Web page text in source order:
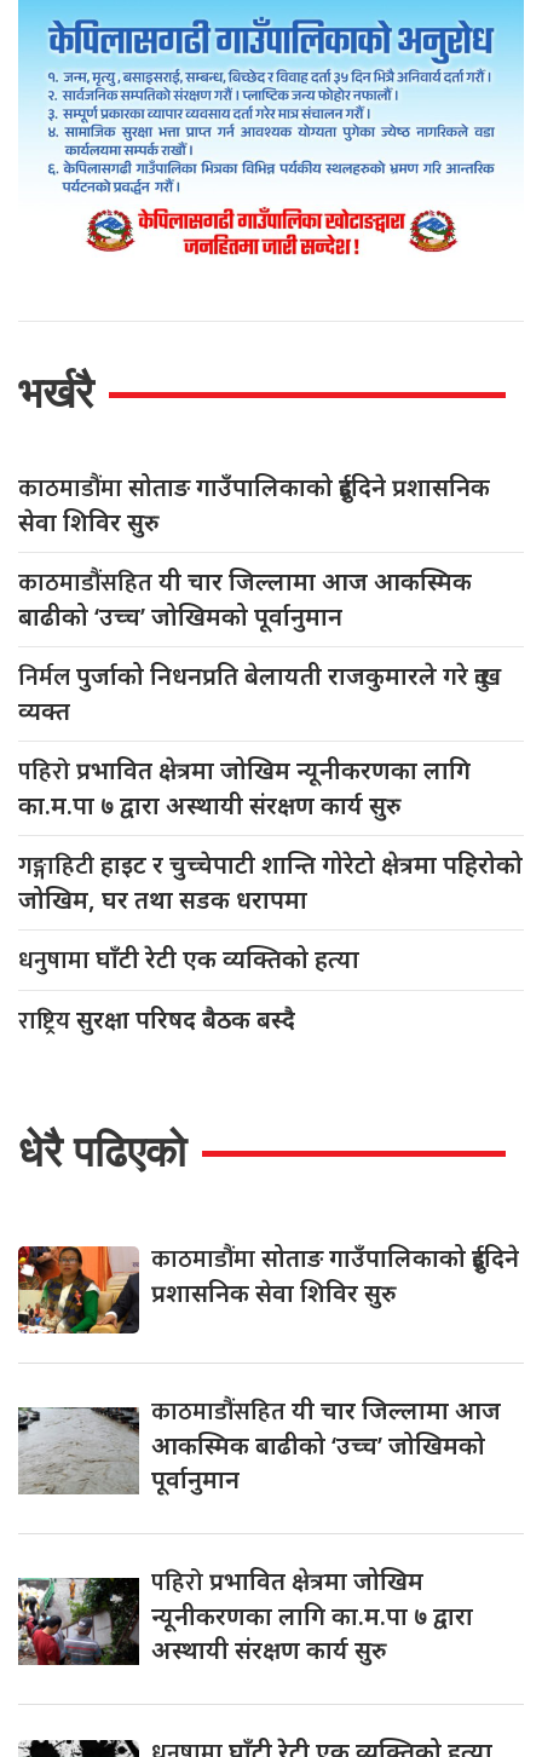
भर्खरै
काठमाडौंमासोताङ गाउँपालिकाको दुईदिने प्रशासनिक
सेवा शिविर सुरु
काठमाडौंसहितयी चार जिल्लामा आज आकस्मिक
बाढीको ‘उच्च’ जोखिमको पूर्वानुमान
निर्मलपुर्जाको निधनप्रति बेलायती राजकुमारले गरे दुःख
व्यक्त
पहिरोप्रभावित क्षेत्रमा जोखिम न्यूनीकरणका लागि
का.म.पा ७ द्वारा अस्थायी संरक्षण कार्य सुरु
गङ्गाहिटीहाइट र चुच्चेपाटी शान्ति गोरेटो क्षेत्रमा पहिरोको
जोखिम, घर तथा सडक धरापमा
धनुषामाघाँटी रेटी एक व्यक्तिको हत्या
राष्ट्रियसुरक्षा परिषद बैठक बस्दै
धेरै पढिएको
काठमाडौंमासोताङ गाउँपालिकाको दुईदिने
प्रशासनिक सेवा शिविर सुरु
काठमाडौंसहितयी चार जिल्लामा आज
आकस्मिक बाढीको ‘उच्च’ जोखिमको
पूर्वानुमान
पहिरोप्रभावित क्षेत्रमा जोखिम
न्यूनीकरणका लागि का.म.पा ७ द्वारा
अस्थायी संरक्षण कार्य सुरु